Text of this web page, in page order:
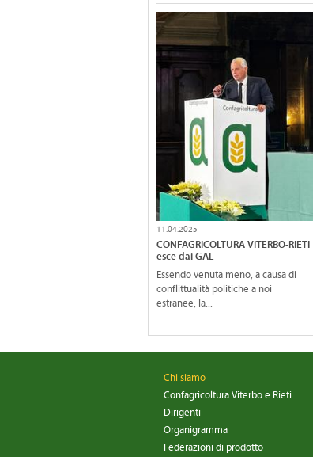
11.04.2025
CONFAGRICOLTURA VITERBO-RIETI
esce dai GAL
Essendo venuta meno, a causa di
conflittualità politiche a noi
estranee, la...
Chi siamo
Confagricoltura Viterbo e Rieti
Dirigenti
Organigramma
Federazioni di prodotto